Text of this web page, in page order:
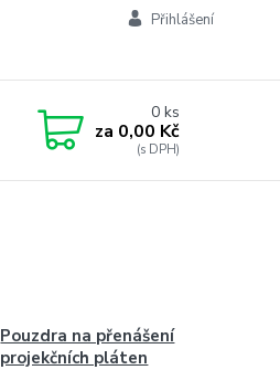
Přihlášení
0ks
za 0,00 Kč
Pouzdra na přenášení
projekčních pláten